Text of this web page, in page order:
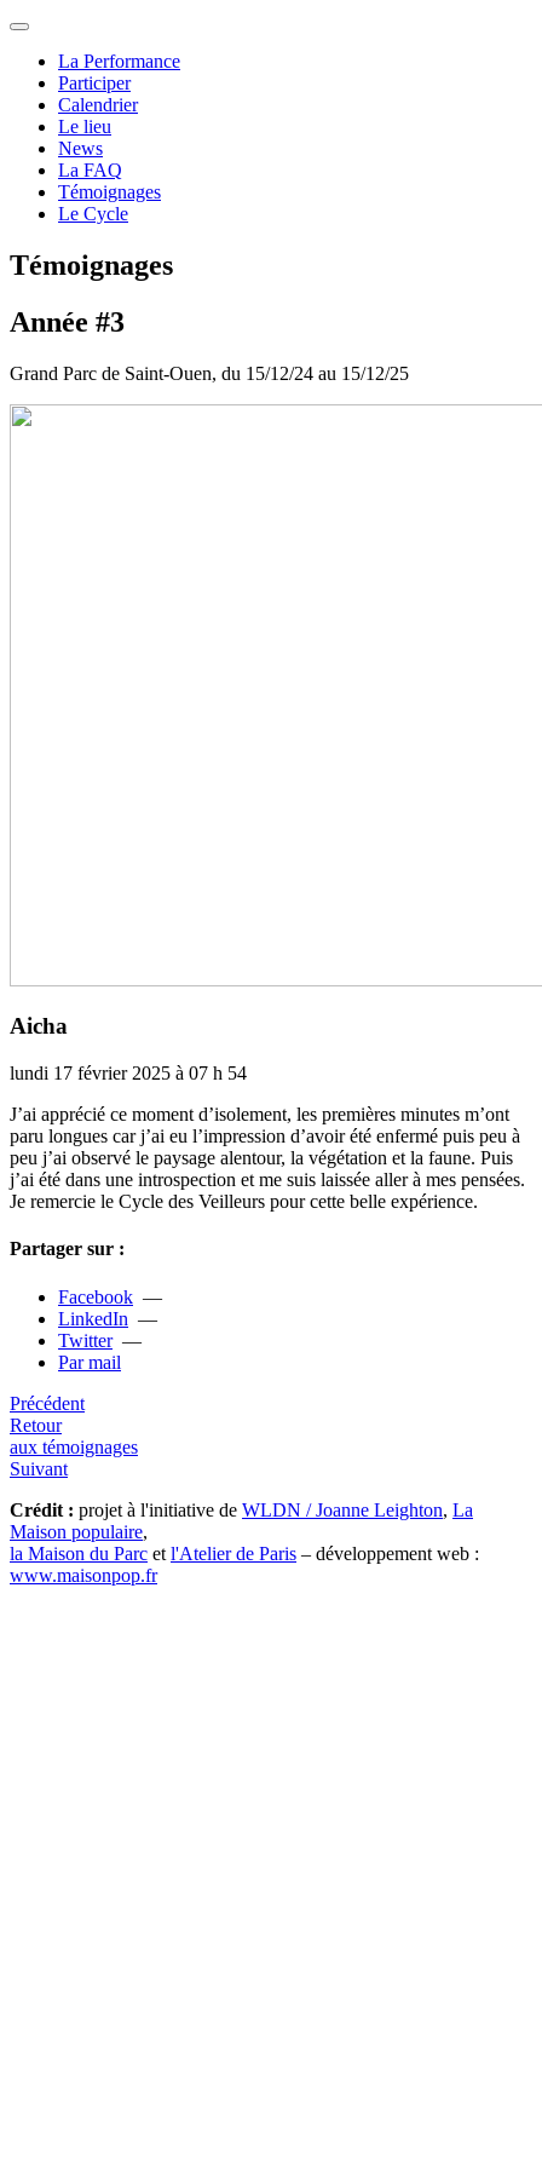
La Performance
Participer
Calendrier
Le lieu
News
La FAQ
Témoignages
Le Cycle
Témoignages
Année #3
Grand Parc de Saint-Ouen, du 15/12/24 au 15/12/25
Aicha
lundi 17 février 2025 à 07 h 54
J’ai appré­cié ce moment d’iso­­le­­ment, les pre­­miè­­res minu­­tes m’ont
paru lon­­gues car j’ai eu l’impres­­sion d’avoir été enfermé puis peu à
peu j’ai observé le pay­­sage alen­­tour, la végé­­ta­­tion et la faune. Puis
j’ai été dans une intros­­pec­­tion et me suis lais­­sée aller à mes pen­­sées.
Je remer­­cie le Cycle des Veilleurs pour cette belle expé­­rience.
Partager sur :
Facebook —
LinkedIn —
Twitter—
Par mail
Précédent
Retour
aux témoignages
Suivant
Crédit : projet à l'initiative de WLDN / Joanne Leighton, La
Maison populaire,
la Maison du Parc et l'Atelier de Paris – développement web :
www.maisonpop.fr